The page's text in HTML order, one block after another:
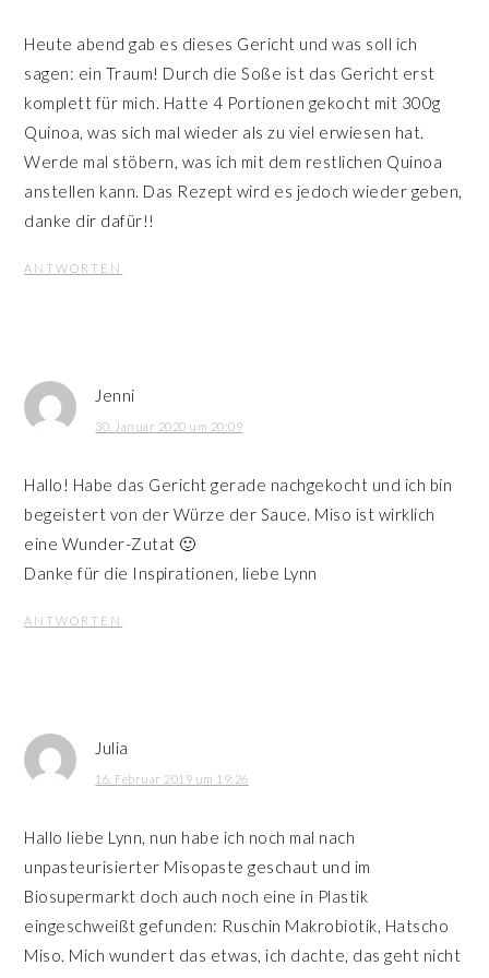
Heute abend gab es dieses Gericht und was soll ich
sagen: ein Traum! Durch die Soße ist das Gericht erst
komplett für mich. Hatte 4 Portionen gekocht mit 300g
Quinoa, was sich mal wieder als zu viel erwiesen hat.
Werde mal stöbern, was ich mit dem restlichen Quinoa
anstellen kann. Das Rezept wird es jedoch wieder geben,
danke dir dafür!!
ANTWORTEN
Jenni
30. Januar 2020 um 20:09
Hallo! Habe das Gericht gerade nachgekocht und ich bin
begeistert von der Würze der Sauce. Miso ist wirklich
eine Wunder-Zutat 🙂
Danke für die Inspirationen, liebe Lynn
ANTWORTEN
Julia
16. Februar 2019 um 19:26
Hallo liebe Lynn, nun habe ich noch mal nach
unpasteurisierter Misopaste geschaut und im
Biosupermarkt doch auch noch eine in Plastik
eingeschweißt gefunden: Ruschin Makrobiotik, Hatscho
Miso. Mich wundert das etwas, ich dachte, das geht nicht